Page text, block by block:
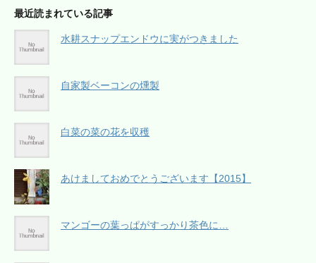
最近読まれている記事
水耕スナップエンドウに実がつきました
自家製ベーコンの燻製
白菜の菜の花を収穫
あけましておめでとうございます【2015】
マンゴーの葉っぱがすっかり茶色に…